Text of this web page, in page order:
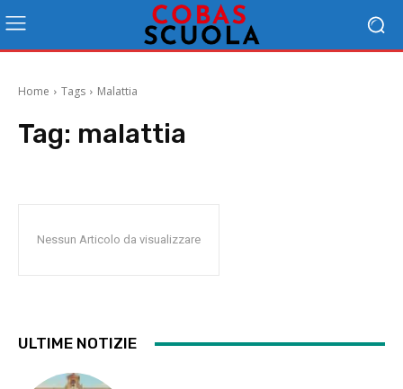
Home Tags Malattia
Tag: malattia
Nessun Articolo da visualizzare
ULTIME NOTIZIE